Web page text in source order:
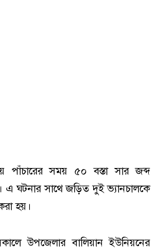
পাঁচারের সময় ৫০ বস্তা সার জব্দ
এ ঘটনার সাথে জড়িত দুই ভ্যানচালকে
হয়।
উপজেলার বালিয়ান ইউনিয়নের